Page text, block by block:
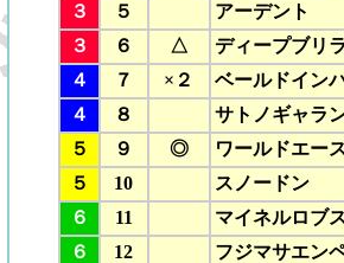
３
５
アーデント
３
６ △
ディープブリ
４
７ ×２
ベールドイン
４
８
サトノギャラ
５
９ ◎
ワールドエー
５
10
スノードン
６
11
マイネルロブ
６
12
フジマサエン